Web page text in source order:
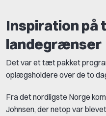
Inspiration
landegrænser
Det var et tæt pakket
oplægsholdere over de to
Fra det nordligste Norge
Johnsen, der netop var